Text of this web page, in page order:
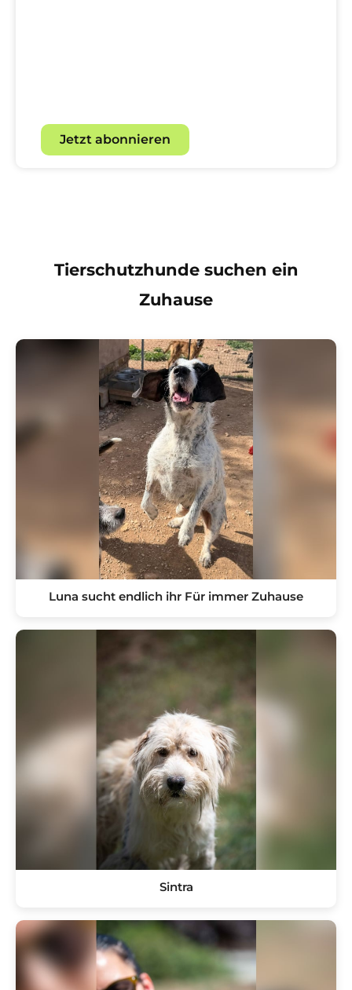
Jetzt abonnieren
Tierschutzhunde suchen ein
Zuhause
Luna sucht endlich ihr Für immer Zuhause
Sintra